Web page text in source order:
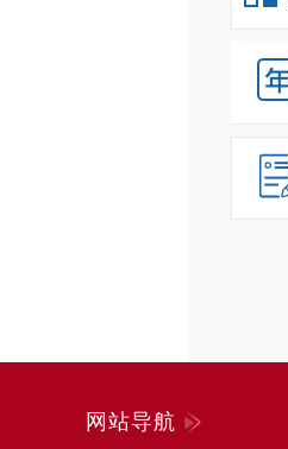
网站导航